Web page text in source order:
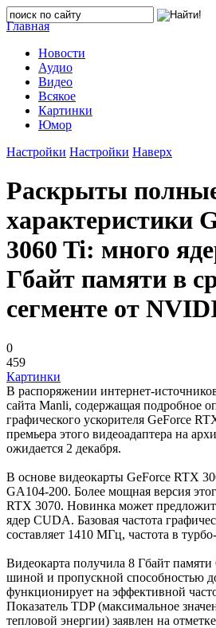
Главная
Новости
Аудио
Видео
Всякое
Картинки
Юмор
Настройки Настройки Наверх
Раскрыты
характеристики
3060 Ti: много
Гбайт памяти в
сегменте от
0
459
Картинки
В распоряжении интернет-
сайта Manli, содержащая подробное
графического ускорителя GeForce
премьера этого видеоадаптера на
ожидается 2 декабря.
В основе видеокарты GeForce RTX
GA104-200. Более мощная версия
RTX 3070. Новинка может
ядер CUDA. Базовая частота
составляет 1410 МГц, частота в
Видеокарта получила 8 Гбайт
шиной и пропускной способностью
функционирует на эффективной
Показатель TDP (максимальное
тепловой энергии) заявлен на